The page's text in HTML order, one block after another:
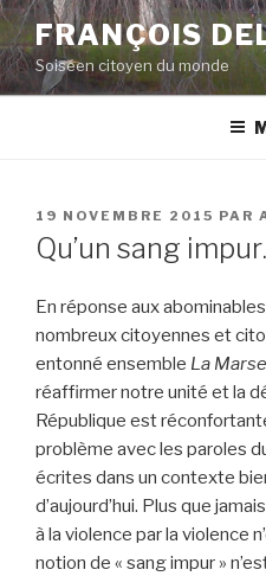
Aller
au
contenu
principal
FRANÇOIS
Soiséen citoyen du monde
PUBLIÉ
LE
19 NOVEMBRE 2015 PAR
Qu’un sang
En réponse aux
nombreux citoyennes et
entonné ensemble La
réaffirmer notre unité et la
République est
problème avec les paroles
écrites dans un contexte
d’aujourd’hui. Plus que
à la violence par la violence
notion de « sang impur »